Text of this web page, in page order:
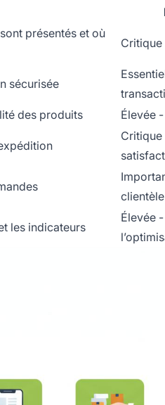
présentés et où
sécurisée
des produits
Élevée
clientèle
les indicateurs
Élevée